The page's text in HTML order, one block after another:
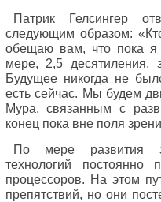
Патрик Гелсингер
следующим образом:
обещаю вам, что пока
мере, 2,5 десятиления,
Будущее никогда не
есть сейчас. Мы будем
Мура, связанным с
конец пока вне поля
По мере развития
технологий постоянно
процессоров. На этом
препятствий, но они